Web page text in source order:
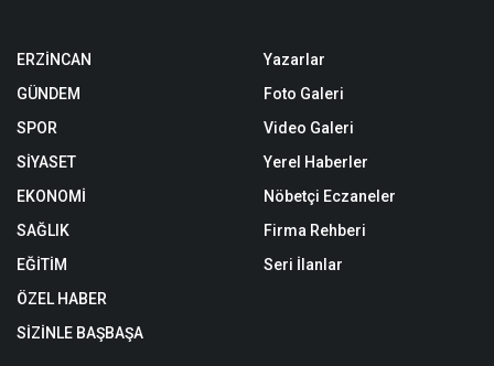
ERZİNCAN
GÜNDEM
SPOR
SİYASET
EKONOMİ
SAĞLIK
EĞİTİM
ÖZEL HABER
SİZİNLE BAŞBAŞA
Yazarlar
Foto Galeri
Video Galeri
Yerel Haberler
Nöbetçi Eczaneler
Firma Rehberi
Seri İlanlar